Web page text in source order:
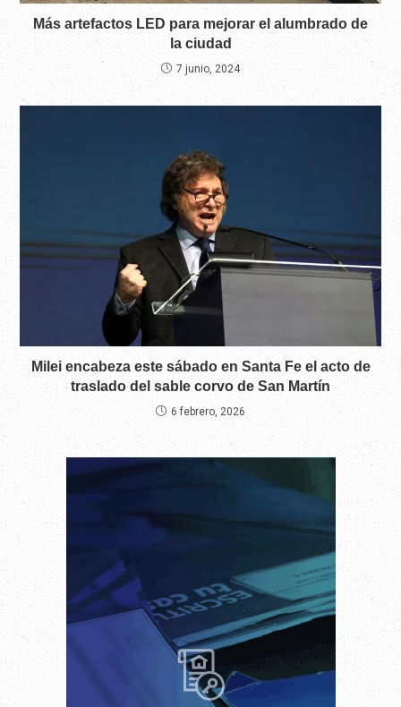
Más artefactos LED para mejorar el alumbrado de
la ciudad
7 junio, 2024
Milei encabeza este sábado en Santa Fe el acto de
traslado del sable corvo de San Martín
6 febrero, 2026